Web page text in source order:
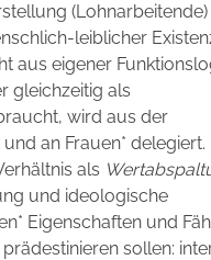
leiblicher
aus eigener
gleichzeitig als
wird aus der
an Frauen* delegiert.
als
und ideologische
Eigenschaften und
sollen: